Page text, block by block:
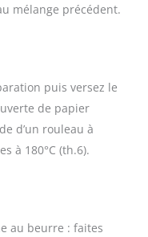
mélange précédent.
puis versez le
de papier
d’un rouleau à
à 180°C (th.6).
au beurre : faites